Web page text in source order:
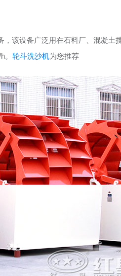
该设备广泛用在石料厂、混凝土
轮斗洗沙机为您推荐